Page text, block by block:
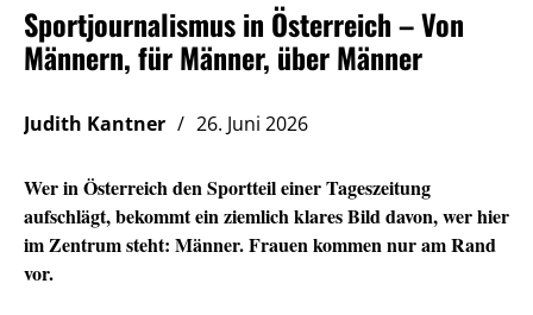
Sportjournalismus in Österreich – Von
Männern, für Männer, über Männer
Judith Kantner 26. Juni 2026
Wer in Österreich den Sportteil einer Tageszeitung
aufschlägt, bekommt ein ziemlich klares Bild davon, wer hier
im Zentrum steht: Männer. Frauen kommen nur am Rand
vor.